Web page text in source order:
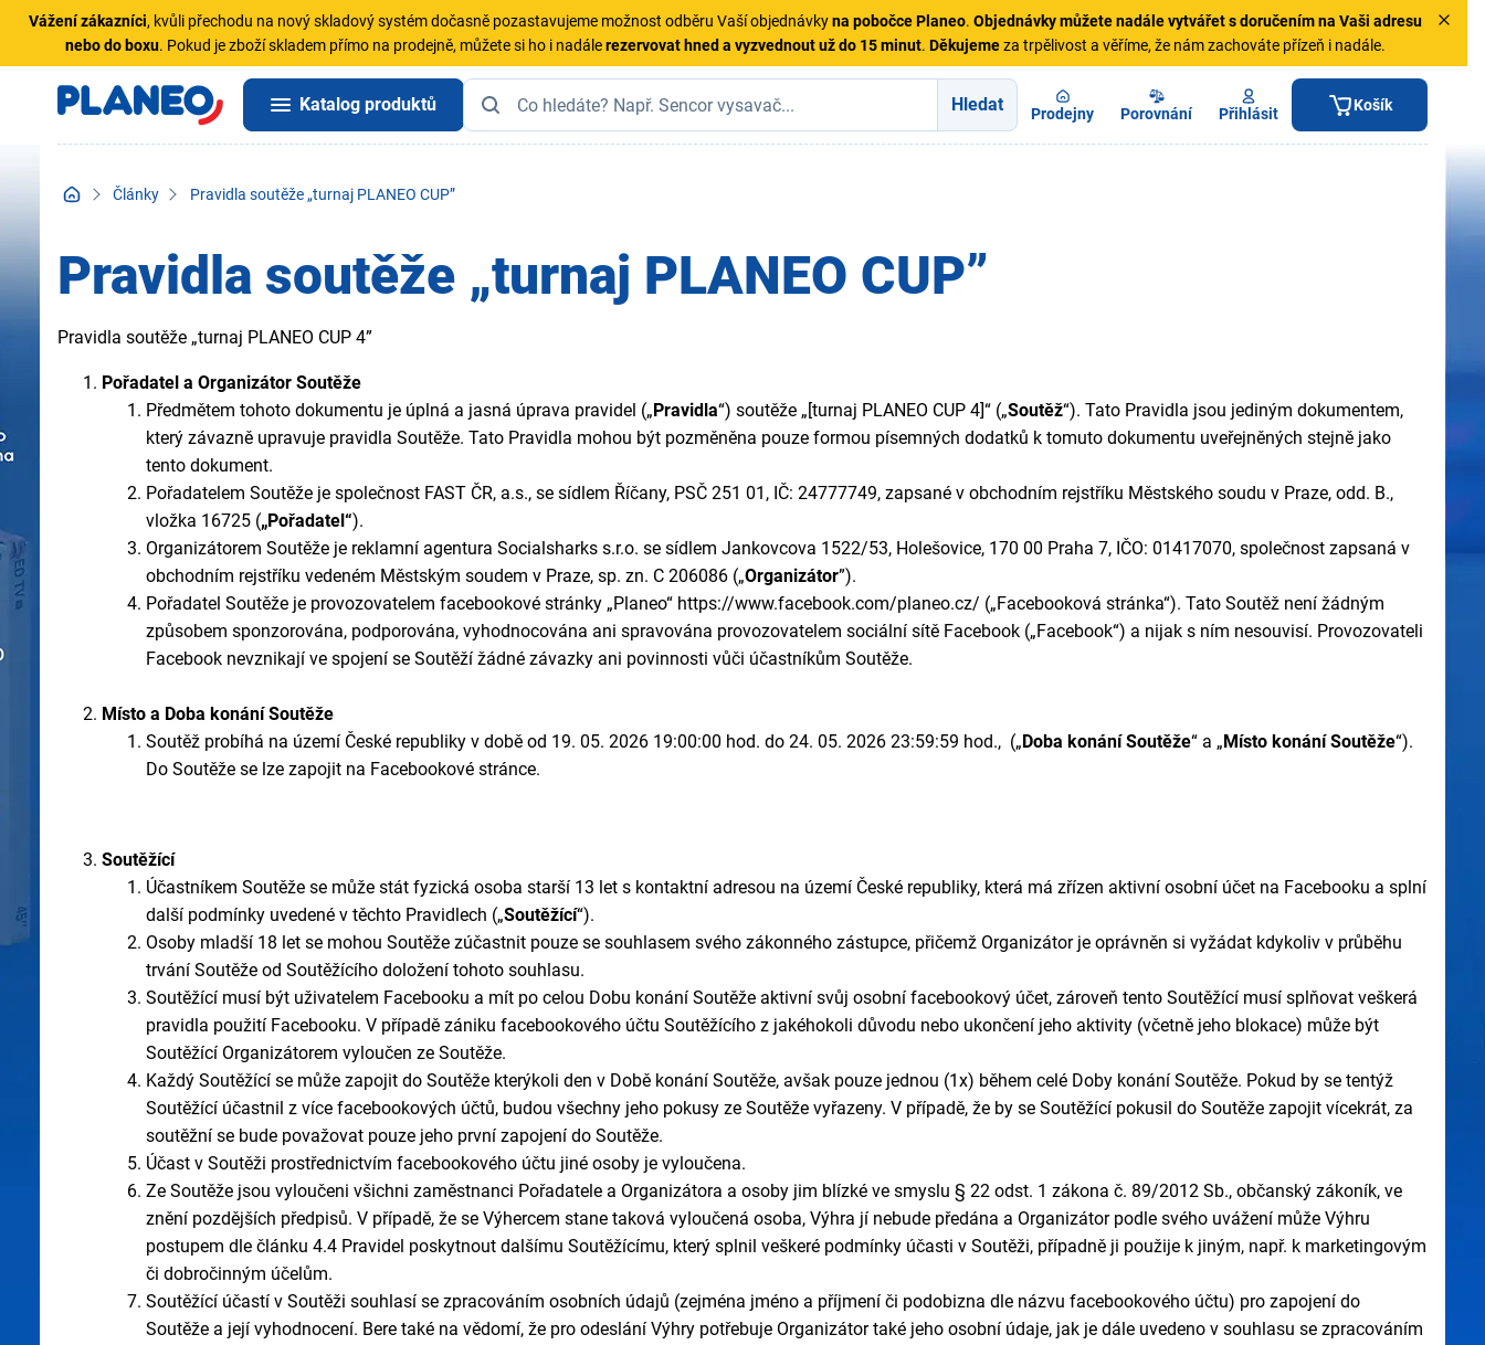
Vážení zákazníci, kvůli přechodu na nový skladový systém dočasně pozastavujeme možnost odběru Vaší objednávkyna pobočce Planeo. Objednávkymůžete nadále vytvářet s doručením na Vaši adresu
nebo do boxu. Pokud je zboží skladem přímo na prodejně, můžete si ho i nadálerezervovat hned a vyzvednout už do 15 minut. Děkujemeza trpělivost a věříme, že nám zachováte přízeň i nadále.
Katalog produktů Hledat Prodejny Porovnání Přihlásit Košík
Články Pravidla soutěže „turnaj PLANEO CUP”
Pravidla soutěže „turnaj PLANEO CUP”
Pravidla soutěže „turnaj PLANEO CUP 4”
Pořadatel a Organizátor Soutěže
Předmětem tohoto dokumentu je úplná a jasná úprava pravidel („ Pravidla“) soutěže „[turnaj PLANEO CUP 4]“ („Soutěž“). Tato Pravidla jsou jediným dokumentem,
který závazně upravuje pravidla Soutěže. Tato Pravidla mohou být pozměněna pouze formou písemných dodatků k tomuto dokumentu uveřejněných stejně jako
tento dokument.
Pořadatelem Soutěže je společnost FAST ČR, a.s., se sídlem Říčany, PSČ 251 01, IČ: 24777749, zapsané v obchodním rejstříku Městského soudu v Praze, odd. B.,
vložka 16725 („Pořadatel“).
Organizátorem Soutěže je reklamní agentura Socialsharks s.r.o. se sídlem Jankovcova 1522/53, Holešovice, 170 00 Praha 7, IČO: 01417070, společnost zapsaná v
obchodním rejstříku vedeném Městským soudem v Praze, sp. zn. C 206086 („Organizátor”).
Pořadatel Soutěže je provozovatelem facebookové stránky „Planeo“ https://www.facebook.com/planeo.cz/ („Facebooková stránka“). Tato Soutěž není žádným
způsobem sponzorována, podporována, vyhodnocována ani spravována provozovatelem sociální sítě Facebook („Facebook“) a nijak s ním nesouvisí. Provozovateli
Facebook nevznikají ve spojení se Soutěží žádné závazky ani povinnosti vůči účastníkům Soutěže.
Místo a Doba konání Soutěže
Soutěž probíhá na území České republiky v době od 19. 05. 2026 19:00:00 hod. do 24. 05. 2026 23:59:59 hod., („ Doba konání Soutěže“ a „ Místo konání Soutěže“).
Do Soutěže se lze zapojit na Facebookové stránce.
Soutěžící
Účastníkem Soutěže se může stát fyzická osoba starší 13 let s kontaktní adresou na území České republiky, která má zřízen aktivní osobní účet na Facebooku a splní
další podmínky uvedené v těchto Pravidlech („Soutěžící“).
Osoby mladší 18 let se mohou Soutěže zúčastnit pouze se souhlasem svého zákonného zástupce, přičemž Organizátor je oprávněn si vyžádat kdykoliv v průběhu
trvání Soutěže od Soutěžícího doložení tohoto souhlasu.
Soutěžící musí být uživatelem Facebooku a mít po celou Dobu konání Soutěže aktivní svůj osobní facebookový účet, zároveň tento Soutěžící musí splňovat veškerá
pravidla použití Facebooku. V případě zániku facebookového účtu Soutěžícího z jakéhokoli důvodu nebo ukončení jeho aktivity (včetně jeho blokace) může být
Soutěžící Organizátorem vyloučen ze Soutěže.
Každý Soutěžící se může zapojit do Soutěže kterýkoli den v Době konání Soutěže, avšak pouze jednou (1x) během celé Doby konání Soutěže. Pokud by se tentýž
Soutěžící účastnil z více facebookových účtů, budou všechny jeho pokusy ze Soutěže vyřazeny. V případě, že by se Soutěžící pokusil do Soutěže zapojit vícekrát, za
soutěžní se bude považovat pouze jeho první zapojení do Soutěže.
Účast v Soutěži prostřednictvím facebookového účtu jiné osoby je vyloučena.
Ze Soutěže jsou vyloučeni všichni zaměstnanci Pořadatele a Organizátora a osoby jim blízké ve smyslu § 22 odst. 1 zákona č. 89/2012 Sb., občanský zákoník, ve
znění pozdějších předpisů. V případě, že se Výhercem stane taková vyloučená osoba, Výhra jí nebude předána a Organizátor podle svého uvážení může Výhru
postupem dle článku 4.4 Pravidel poskytnout dalšímu Soutěžícímu, který splnil veškeré podmínky účasti v Soutěži, případně ji použije k jiným, např. k marketingovým
či dobročinným účelům.
Soutěžící účastí v Soutěži souhlasí se zpracováním osobních údajů (zejména jméno a příjmení či podobizna dle názvu facebookového účtu) pro zapojení do
Soutěže a její vyhodnocení. Bere také na vědomí, že pro odeslání Výhry potřebuje Organizátor také jeho osobní údaje, jak je dále uvedeno v souhlasu se zpracováním